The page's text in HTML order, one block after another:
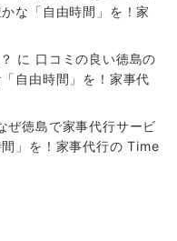
な「自由時間」を！家
に 口コミの良い徳島の
自由時間」を！家事代
ぜ徳島で家事代行サービ
」を！家事代行の Time